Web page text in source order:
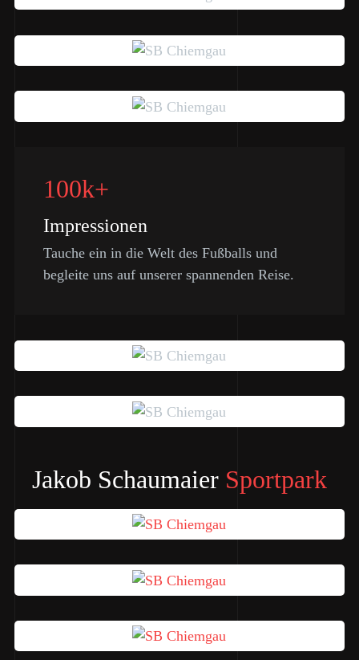
100k+
Impressionen
Tauche ein in die Welt des Fußballs und
begleite uns auf unserer spannenden Reise.
Jakob Schaumaier Sportpark